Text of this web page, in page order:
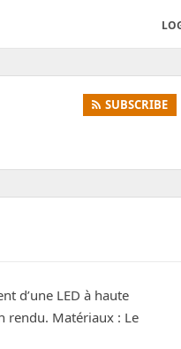
SUBSCRIBE
d’une LED à haute
rendu. Matériaux : Le